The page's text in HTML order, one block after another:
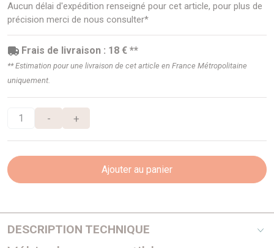
Aucun délai d'expédition renseigné pour cet article, pour plus de
précision merci de nous consulter*
Frais de livraison : 18 € **
** Estimation pour une livraison de cet article en France Métropolitaine
uniquement.
- +
Ajouter au panier
DESCRIPTION TECHNIQUE